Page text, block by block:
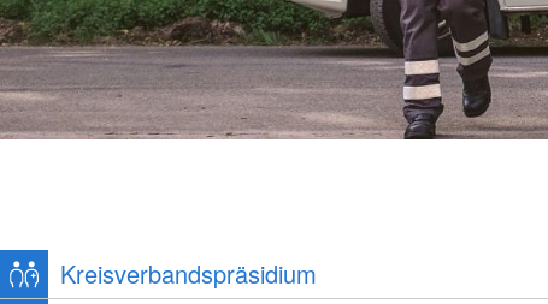
Kreisverbandspräsidium